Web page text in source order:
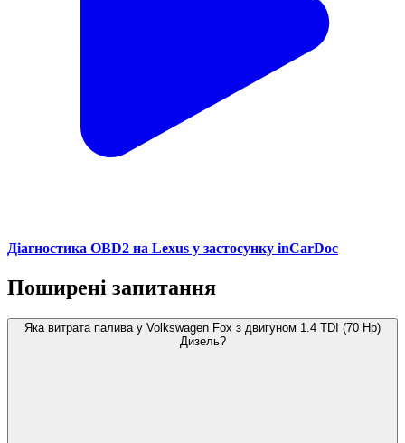
Діагностика OBD2 на Lexus у застосунку inCarDoc
Поширені запитання
Яка витрата палива у Volkswagen Fox з двигуном 1.4 TDI (70 Hp)
Дизель?